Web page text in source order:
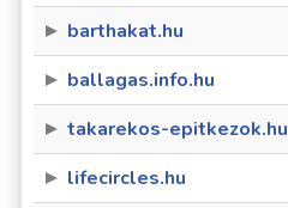
barthakat.hu
ballagas.info.hu
takarekos-epitkezok.hu
lifecircles.hu